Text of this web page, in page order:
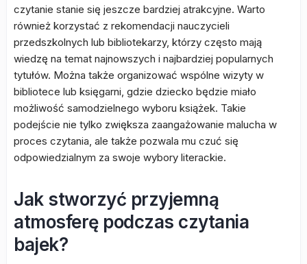
czytanie stanie się jeszcze bardziej atrakcyjne. Warto
również korzystać z rekomendacji nauczycieli
przedszkolnych lub bibliotekarzy, którzy często mają
wiedzę na temat najnowszych i najbardziej popularnych
tytułów. Można także organizować wspólne wizyty w
bibliotece lub księgarni, gdzie dziecko będzie miało
możliwość samodzielnego wyboru książek. Takie
podejście nie tylko zwiększa zaangażowanie malucha w
proces czytania, ale także pozwala mu czuć się
odpowiedzialnym za swoje wybory literackie.
Jak stworzyć przyjemną
atmosferę podczas czytania
bajek?